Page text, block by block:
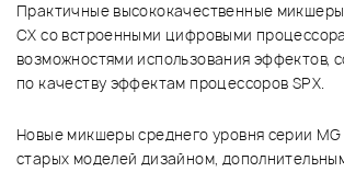
Практичные высококачественные
СX со встроенными цифровыми
возможностями использования эффектов,
по качеству эффектам процессоров SPX.
Новые микшеры среднего уровня серии
старых моделей дизайном,